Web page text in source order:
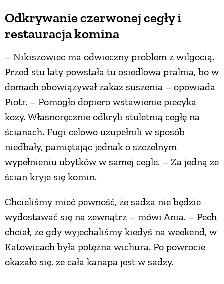
Odkrywanie czerwonej cegły i
restauracja komina
– Nikiszowiec ma odwieczny problem z wilgocią.
Przed stu laty powstała tu osiedlowa pralnia, bo w
domach obowiązywał zakaz suszenia – opowiada
Piotr. – Pomogło dopiero wstawienie piecyka
kozy. Własnoręcznie odkryli stuletnią cegłę na
ścianach. Fugi celowo uzupełnili w sposób
niedbały, pamiętając jednak o szczelnym
wypełnieniu ubytków w samej cegle. – Za jedną ze
ścian kryje się komin.
Chcieliśmy mieć pewność, że sadza nie będzie
wydostawać się na zewnątrz – mówi Ania. – Pech
chciał, że gdy wyjechaliśmy kiedyś na weekend, w
Katowicach była potężna wichura. Po powrocie
okazało się, że cała kanapa jest w sadzy.